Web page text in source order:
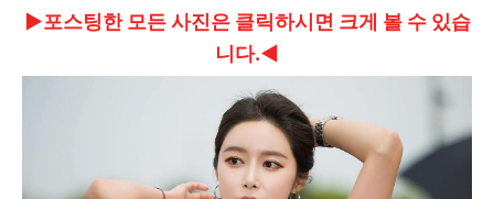
▶포스팅한 모든 사진은 클릭하시면 크게 볼 수 있습
니다.◀